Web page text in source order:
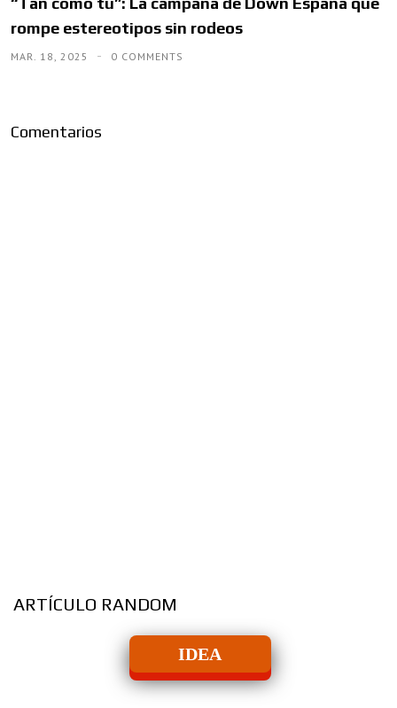
rompe estereotipos sin rodeos
MAR. 18, 2025 0 COMMENTS
Comentarios
ARTÍCULO RANDOM
IDEA